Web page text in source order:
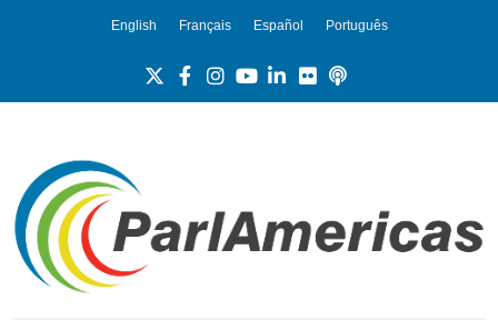
English Français Español Português